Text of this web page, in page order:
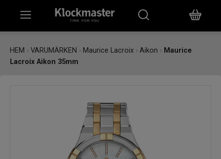
HEM › VARUMÄRKEN › Maurice Lacroix › Aikon › Maurice
Lacroix Aikon 35mm